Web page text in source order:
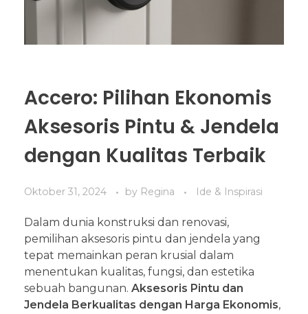
Accero: Pilihan Ekonomis
Aksesoris Pintu & Jendela
dengan Kualitas Terbaik
Oktober 31, 2024 by Regina Ide & Inspirasi
Dalam dunia konstruksi dan renovasi,
pemilihan aksesoris pintu dan jendela yang
tepat memainkan peran krusial dalam
menentukan kualitas, fungsi, dan estetika
sebuah bangunan. Aksesoris Pintu dan
Jendela Berkualitas dengan Harga Ekonomis,